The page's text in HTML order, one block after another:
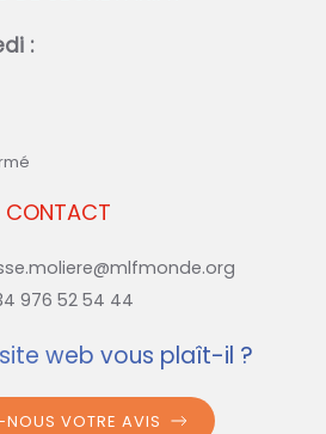
CONTACT
976 52 54 44
:
web vous plaît-il ?
VOTRE AVIS